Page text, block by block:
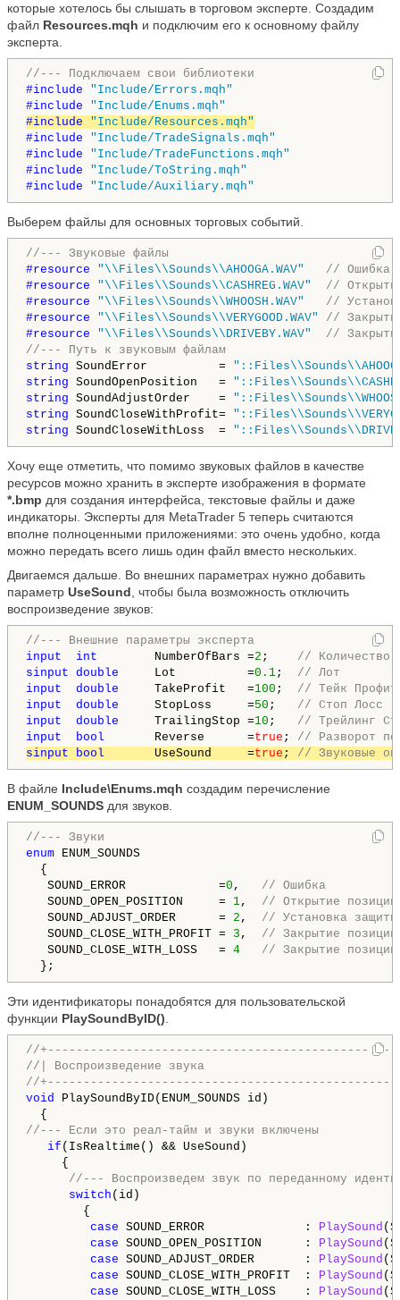
которые хотелось бы слышать в торговом эксперте. Создадим
файл Resources.mqh и подключим его к основному файлу
эксперта.
//--- Подключаем свои библиотеки
#include "Include/Errors.mqh"
#include "Include/Enums.mqh"
#include "Include/Resources.mqh"
#include "Include/TradeSignals.mqh"
#include "Include/TradeFunctions.mqh"
#include "Include/ToString.mqh"
#include "Include/Auxiliary.mqh"
Выберем файлы для основных торговых событий.
//--- Звуковые файлы
#resource "\\Files\\Sounds\\AHOOGA.WAV"
// Ошибка
#resource "\\Files\\Sounds\\CASHREG.WAV"
//
#resource "\\Files\\Sounds\\WHOOSH.WAV"
//
#resource "\\Files\\Sounds\\VERYGOOD.WAV"
//
#resource "\\Files\\Sounds\\DRIVEBY.WAV"
//
//--- Путь к звуковым файлам
string SoundError          =
string SoundOpenPosition   =
string SoundAdjustOrder    =
string SoundCloseWithProfit=
string SoundCloseWithLoss  =
Хочу еще отметить, что помимо звуковых файлов в качестве
ресурсов можно хранить в эксперте изображения в формате
*.bmp для создания интерфейса, текстовые файлы и даже
индикаторы. Эксперты для MetaTrader 5 теперь считаются
вполне полноценными приложениями: это очень удобно, когда
можно передать всего лишь один файл вместо нескольких.
Двигаемся дальше. Во внешних параметрах нужно добавить
параметр UseSound, чтобы была возможность отключить
воспроизведение звуков:
//--- Внешние параметры эксперта
input
int NumberOfBars =2 ; // Количество
sinput double Lot          =0.1; // Лот
input
double TakeProfit   =100 ; // Тейк Профит
input
double StopLoss     =50 ; // Стоп Лосс
input
double TrailingStop =10 ; // Трейлинг
input
bool Reverse      =true ; // Разворот
sinput
bool UseSound     =true ; // Звуковые
В файле Include\Enums.mqh создадим перечисление
ENUM_SOUNDS для звуков.
//--- Звуки
enum ENUM_SOUNDS
{
SOUND_ERROR             =0 , // Ошибка
SOUND_OPEN_POSITION     = 1, // Открытие
SOUND_ADJUST_ORDER      = 2 , // Установка
SOUND_CLOSE_WITH_PROFIT = 3 , // Закрытие
SOUND_CLOSE_WITH_LOSS   = 4
// Закрытие
};
Эти идентификаторы понадобятся для пользовательской
функции PlaySoundByID().
//
//| Воспроизведение звука
//
void PlaySoundByID(ENUM_SOUNDS id)
//--- Если это реал-тайм и звуки включены
if (IsRealtime() && UseSound)
{
//--- Воспроизведем звук по переданному
switch (id)
{
case SOUND_ERROR              : PlaySound
case SOUND_OPEN_POSITION      : PlaySound
case SOUND_ADJUST_ORDER       : PlaySound
case SOUND_CLOSE_WITH_PROFIT  : PlaySound
case SOUND_CLOSE_WITH_LOSS    : PlaySound